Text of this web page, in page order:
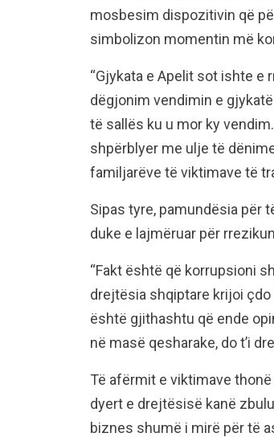
mosbesim dispozitivin që
simbolizon momentin më
“Gjykata e Apelit sot ishte
dëgjonim vendimin e
të sallës ku u mor ky
shpërblyer me ulje të
familjarëve të viktimave të
Sipas tyre, pamundësia për
duke e lajmëruar për
“Fakt është që korrupsioni
drejtësia shqiptare krijoi
është gjithashtu që ende
në masë qesharake, do t’i
Të afërmit e viktimave
dyert e drejtësisë kanë
biznes shumë i mirë për të